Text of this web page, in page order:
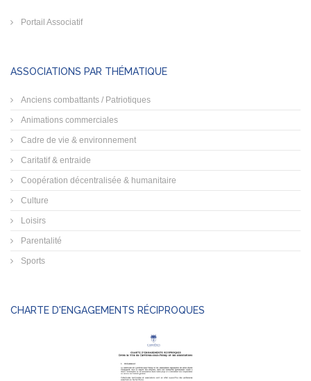
Portail Associatif
ASSOCIATIONS PAR THÉMATIQUE
Anciens combattants / Patriotiques
Animations commerciales
Cadre de vie & environnement
Caritatif & entraide
Coopération décentralisée & humanitaire
Culture
Loisirs
Parentalité
Sports
CHARTE D'ENGAGEMENTS RÉCIPROQUES